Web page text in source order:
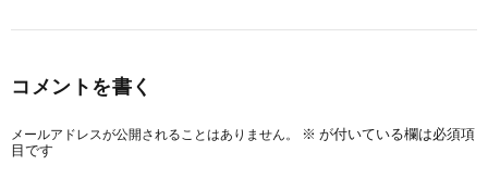
コメントを書く
メールアドレスが公開されることはありません。 ※ が付いている欄は必須項
目です